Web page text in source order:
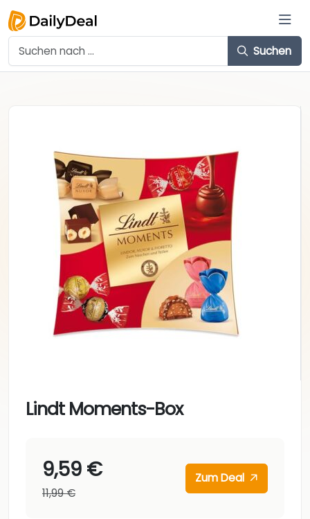
Suchen
Lindt Moments-Box
9,59 €
11,99 €
Zum Deal